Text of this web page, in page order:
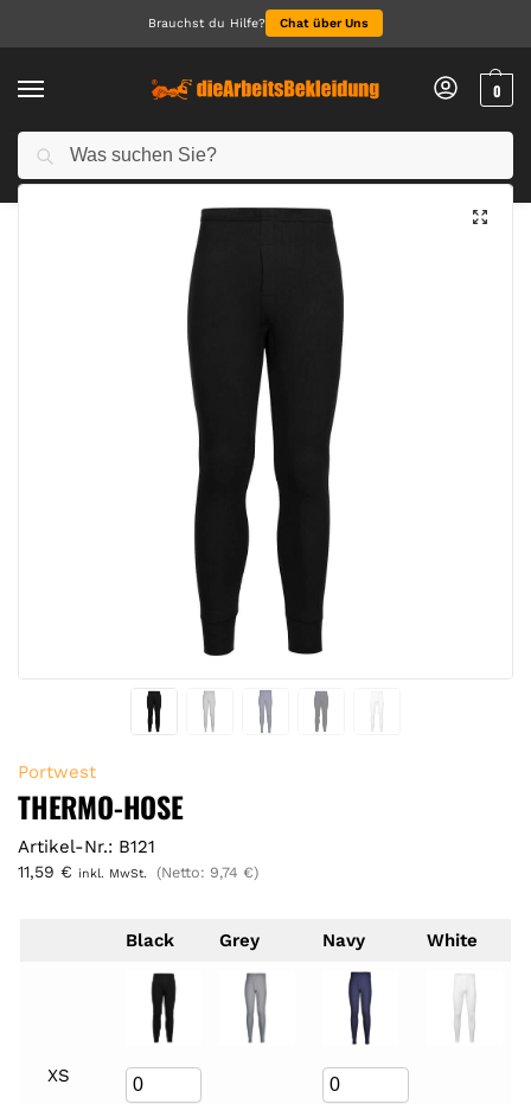
Brauchst du Hilfe? Chat über Uns
0
Start Arbeitskleidung Herren
Portwest
THERMO-HOSE
Artikel-Nr.: B121
11,59 € inkl. MwSt. (Netto: 9,74 €)
Black Grey Navy White
XS